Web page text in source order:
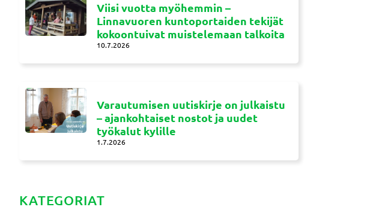
Viisi vuotta myöhemmin –
Linnavuoren kuntoportaiden tekijät
kokoontuivat muistelemaan talkoita
10.7.2026
Varautumisen uutiskirje on julkaistu
– ajankohtaiset nostot ja uudet
työkalut kylille
1.7.2026
KATEGORIAT